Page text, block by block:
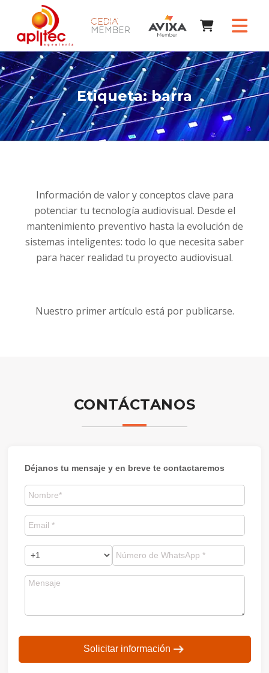
Etiqueta:barra
Información de valor y conceptos clave para
potenciar tu tecnología audiovisual. Desde el
mantenimiento preventivo hasta la evolución de
sistemas inteligentes: todo lo que necesita saber
para hacer realidad tu proyecto audiovisual.
Nuestro primer artículo está por publicarse.
CONTÁCTANOS
Déjanos tu mensaje y en breve te contactaremos
Solicitar información